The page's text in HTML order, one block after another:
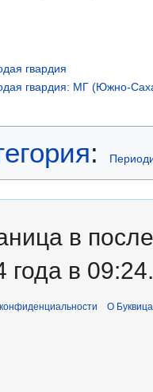
гвардия
гвардия: МГ (Южно-
:
в
года в 09:24.
О Буквица